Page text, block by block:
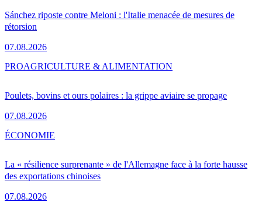
Sánchez riposte contre Meloni : l'Italie menacée de mesures de
rétorsion
07.08.2026
Poulets, bovins et ours polaires : la grippe aviaire se propage
07.08.2026
PROAGRICULTURE & ALIMENTATION
La « résilience surprenante » de l'Allemagne face à la forte hausse
des exportations chinoises
07.08.2026
ÉCONOMIE